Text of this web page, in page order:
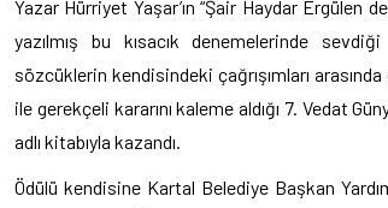
Yazar Hürriyet Yaşar’ın “Şair Haydar
yazılmış bu kısacık denemelerinde
sözcüklerin kendisindeki çağrışımları
ile gerekçeli kararını kaleme aldığı 7. Vedat
adlı kitabıyla kazandı.
Ödülü kendisine Kartal Belediye Başkan